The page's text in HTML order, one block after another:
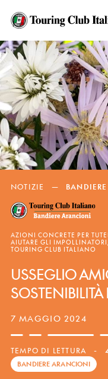
NOTIZIE —
AZIONI CONCRETE PER
AIUTARE GLI
TOURING CLUB ITALIANO
USSEGLIO
SOSTENIBILITÀ
7 MAGGIO 2024
TEMPO DI LETTURA -
BANDIERE ARANCIONI